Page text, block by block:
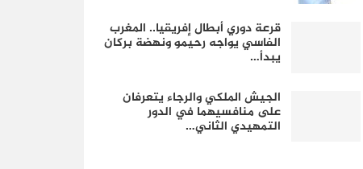
قرعة دوري أبطال إفريقيا.. المغرب
الفاسي يواجه رحيمو ونهضة بركان
يبدأ…
الجيش الملكي والرجاء يتعرفان
على منافسيهما في الدور
التمهيدي الثاني…